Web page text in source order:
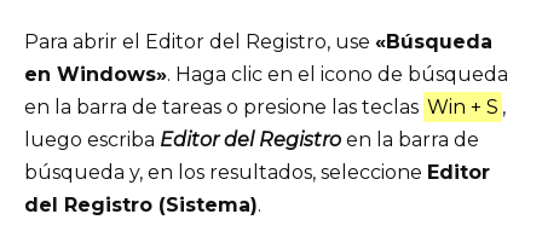
Para abrir el Editor del Registro, use «Búsqueda
en Windows». Haga clic en el icono de búsqueda
en la barra de tareas o presione las teclas Win + S ,
luego escriba Editor del Registro en la barra de
búsqueda y, en los resultados, seleccione Editor
del Registro (Sistema).